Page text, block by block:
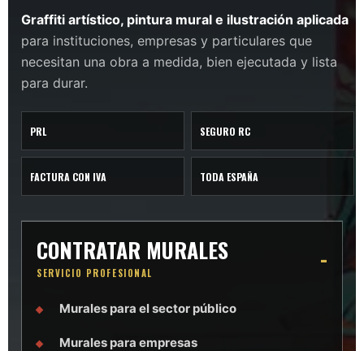
Graffiti artístico, pintura mural e ilustración aplicada
para instituciones, empresas y particulares que
necesitan una obra a medida, bien ejecutada y lista
para durar.
PRL SEGURO RC
FACTURA CON IVA TODA ESPAÑA
CONTRATAR MURALES
SERVICIO PROFESIONAL
Murales para el sector público
Murales para empresas